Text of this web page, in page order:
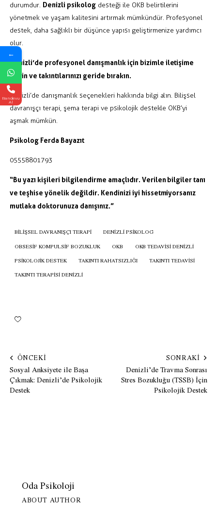
durumdur. Denizli psikologdesteği ile OKB belirtilerini
yönetmek ve yaşam kalitesini artırmak mümkündür. Profesyonel
destek, daha sağlıklı bir düşünce yapısı geliştirmenize yardımcı
olur.
Denizli’de profesyonel danışmanlık için bizimle iletişime
geçin ve takıntılarınızı geride bırakın.
Denizli’de danışmanlık seçenekleri hakkında bilgi alın. Bilişsel
davranışçı terapi, şema terapi ve psikolojik destekle OKB’yi
aşmak mümkün.
Psikolog Ferda Bayazıt
05558801793
“Bu yazı kişileri bilgilendirme amaçlıdır. Verilen bilgiler tanı
ve teşhise yönelik değildir. Kendinizi iyi hissetmiyorsanız
mutlaka doktorunuza danışınız.”
BILIŞSEL DAVRANIŞÇI TERAPI
DENIZLI PSIKOLOG
OBSESIF KOMPULSIF BOZUKLUK
OKB
OKB TEDAVISI DENIZLI
PSIKOLOJIK DESTEK
TAKINTI RAHATSIZLIĞI
TAKINTI TEDAVISI
TAKINTI TERAPISI DENIZLI
ÖNCEKI
Sosyal Anksiyete ile Başa
Çıkmak: Denizli’de Psikolojik
Destek
SONRAKI
Denizli’de Travma Sonrası
Stres Bozukluğu (TSSB) İçin
Psikolojik Destek
Oda Psikoloji
ABOUT AUTHOR
←
Randevu
Al